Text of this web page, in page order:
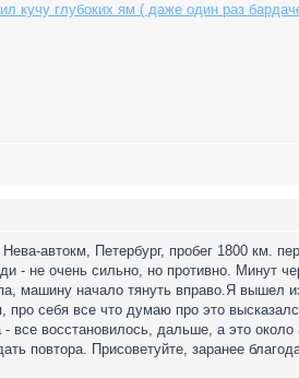
кучу глубоких ям ( даже один раз
автокм, Петербург, пробег 1800 км.
- не очень сильно, но противно. Минут
машину начало тянуть вправо.Я вышел
про себя все что думаю про это
все восстановилось, дальше, а это
повтора. Присоветуйте, заранее